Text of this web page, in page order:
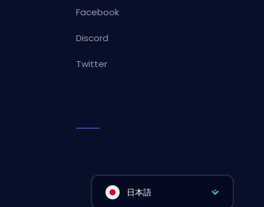
Facebook
Discord
Twitter
日本語